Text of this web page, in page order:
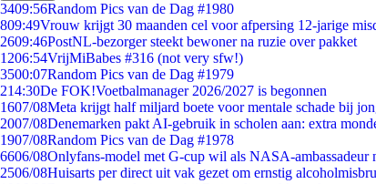
3409:56Random Pics van de Dag #1980
809:49Vrouw krijgt 30 maanden cel voor afpersing 12-jarige
2609:46PostNL-bezorger steekt bewoner na ruzie over pakket
1206:54VrijMiBabes #316 (not very sfw!)
3500:07Random Pics van de Dag #1979
214:30De FOK!Voetbalmanager 2026/2027 is begonnen
1607/08Meta krijgt half miljard boete voor mentale schade bij
2007/08Denemarken pakt AI-gebruik in scholen aan: extra
1907/08Random Pics van de Dag #1978
6606/08Onlyfans-model met G-cup wil als NASA-ambassadeur
2506/08Huisarts per direct uit vak gezet om ernstig